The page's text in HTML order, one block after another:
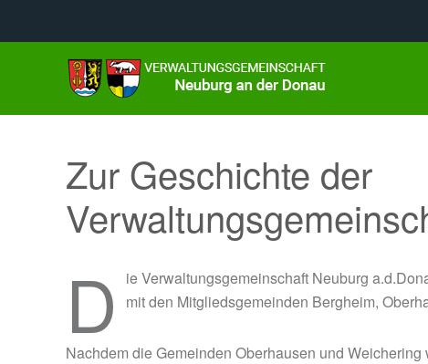
Zur Geschichte der
D
ie Verwaltungsgemeinschaft Neuburg
mit den Mitgliedsgemeinden Bergheim,
Nachdem die Gemeinden Oberhausen und